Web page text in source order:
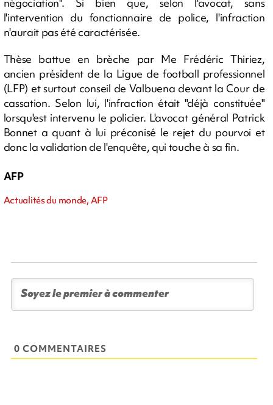
l'intervention du fonctionnaire de police, l'infraction
n'aurait pas été caractérisée.
Thèse battue en brèche par Me Frédéric Thiriez,
ancien président de la Ligue de football professionnel
(LFP) et surtout conseil de Valbuena devant la Cour de
cassation. Selon lui, l'infraction était "déjà constituée"
lorsqu'est intervenu le policier. L'avocat général Patrick
Bonnet a quant à lui préconisé le rejet du pourvoi et
donc la validation de l'enquête, qui touche à sa fin.
AFP
Actualités du monde, AFP
0 COMMENTAIRES